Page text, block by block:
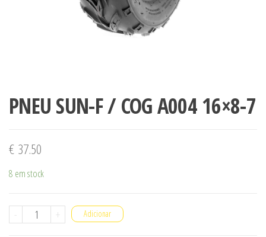
PNEU SUN-F / COG A004 16×8-7
€ 37.50
8 em stock
-
Quantidade
+ Adicionar